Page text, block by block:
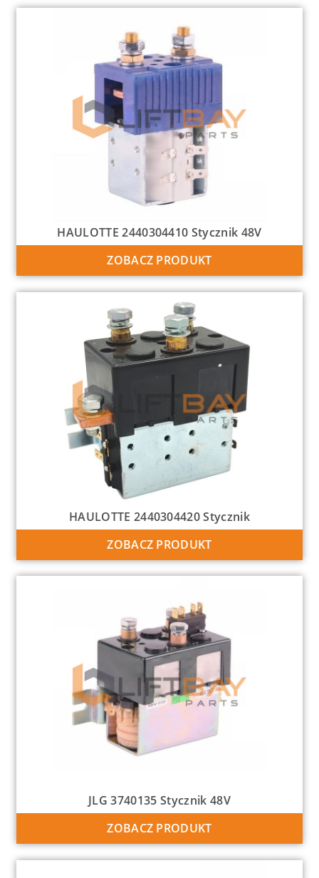
HAULOTTE 2440304410 Stycznik 48V
ZOBACZ PRODUKT
HAULOTTE 2440304420 Stycznik
ZOBACZ PRODUKT
JLG 3740135 Stycznik 48V
ZOBACZ PRODUKT